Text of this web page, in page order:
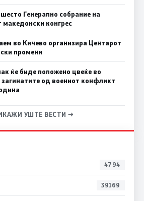
Генерално собрание на
македонски конгрес
во Кичево организира Центарот
промени
ќе биде положено цвеќе во
загинатите од воениот конфликт
УШТЕ ВЕСТИ →
4794
39169